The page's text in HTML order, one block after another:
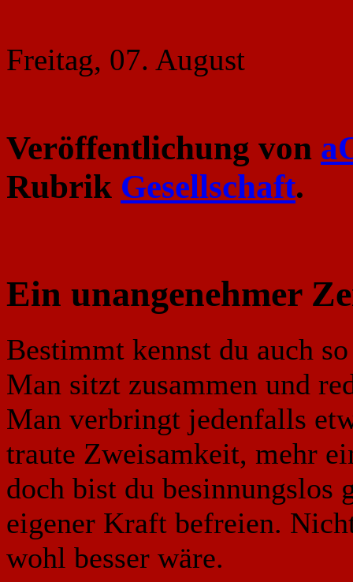
Freitag, 07. August
Veröffentlichung von
Rubrik Gesellschaft.
Ein unangenehmer
Bestimmt kennst du auch
Man sitzt zusammen und
Man verbringt jedenfalls
traute Zweisamkeit, mehr
doch bist du besinnungslos
eigener Kraft befreien.
wohl besser wäre.